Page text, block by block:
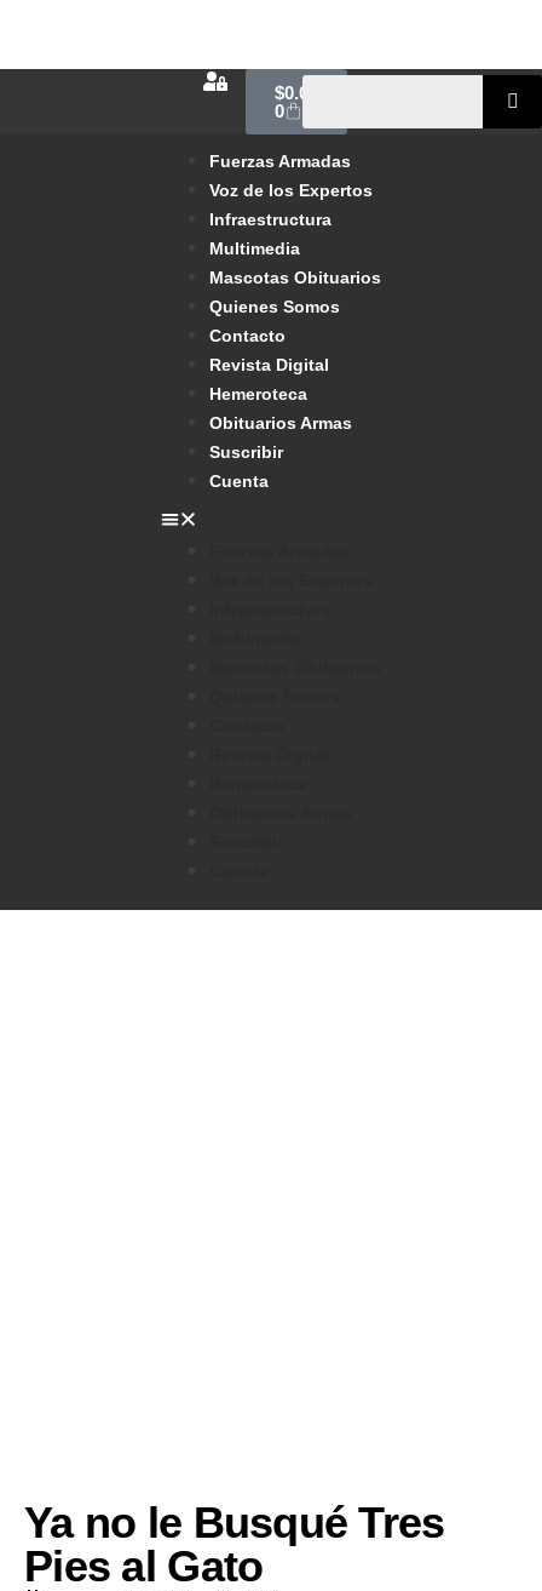
$0.00
0
Fuerzas Armadas
Voz de los Expertos
Infraestructura
Multimedia
Mascotas Obituarios
Quienes Somos
Contacto
Revista Digital
Hemeroteca
Obituarios Armas
Suscribir
Cuenta
Ya no le Busqué Tres
Pies al Gato